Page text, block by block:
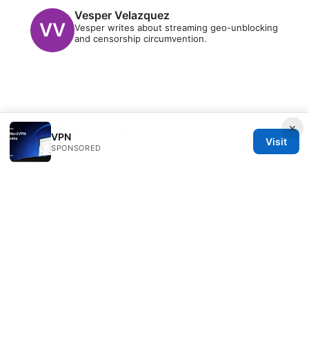
Vesper Velazquez
Vesper writes about streaming geo-unblocking
and censorship circumvention.
×
VPN
SPONSORED
Visit
© 2026 Clinedical. All rights reserved.